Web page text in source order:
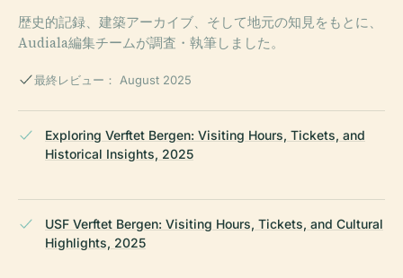
歴史的記録、建築アーカイブ、そして地元の知見をもとに、
Audiala編集チームが調査・執筆しました。
最終レビュー： August 2025
Exploring Verftet Bergen: Visiting Hours, Tickets, and
Historical Insights, 2025
USF Verftet Bergen: Visiting Hours, Tickets, and Cultural
Highlights, 2025